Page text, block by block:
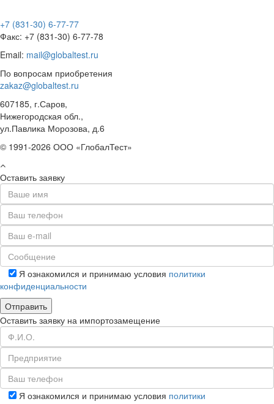
+7 (831-30) 6-77-77
Факс: +7 (831-30) 6-77-78
Email: mail@globaltest.ru
По вопросам приобретения
zakaz@globaltest.ru
607185, г.Саров,
Нижегородская обл.,
ул.Павлика Морозова, д.6
© 1991-2026 ООО «ГлобалТест»
Оставить заявку
Я ознакомился и принимаю условия политики
конфиденциальности
Оставить заявку на импортозамещение
Я ознакомился и принимаю условия политики